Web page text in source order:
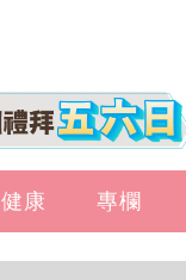
健康 專欄